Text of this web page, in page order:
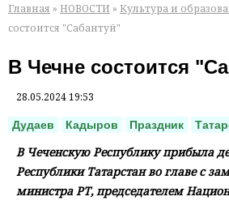
Главная » НОВОСТИ » Культура и
состоится "Сабантуй"
В Чечне состоится
28.05.2024 19:53
Дудаев Кадыров Праздник
В Чеченскую Республику прибыла
Республики Татарстан во главе с
министра РТ, председателем